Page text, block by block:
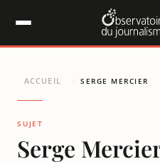
ACCUEIL / SERGE MERCIER
SUJET
Serge
Panneau de gestion des